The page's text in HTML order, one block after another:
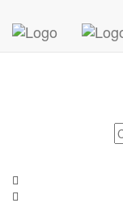
Mohon menunggu...